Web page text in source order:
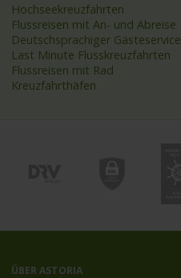
Hochseekreuzfahrten
Flussreisen mit An- und Abreise
Deutschsprachiger Gästeservice
Last Minute Flusskreuzfahrten
Flussreisen mit Rad
Kreuzfahrthäfen
ÜBER ASTORIA